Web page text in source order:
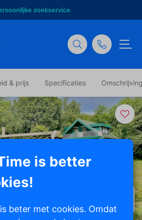
zoekservice
& prijs Specificaties
is better
beter met cookies. Omdat